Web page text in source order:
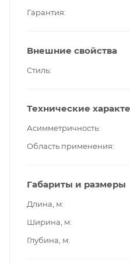
Гарантия
Внешние свойства
Стиль
Технические
Асимметричность
Область применения
Габариты и размеры
Длина, м
Ширина, м
Глубина, м